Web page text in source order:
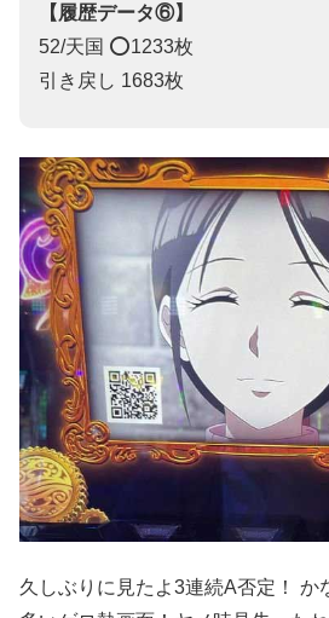
【履歴データ⑥】
52/天国 ⭕️1233枚
引き戻し 1683枚
久しぶりに見たよ3連続A否定！ か